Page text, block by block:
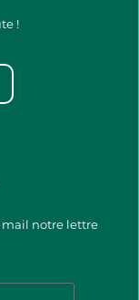
!
mail notre lettre